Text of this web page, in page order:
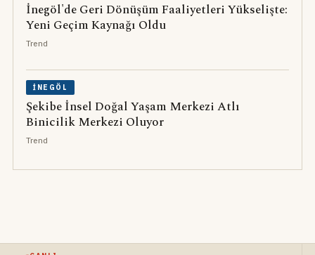
İnegöl'de Geri Dönüşüm Faaliyetleri Yükselişte:
Yeni Geçim Kaynağı Oldu
Trend
İNEGÖL
Şekibe İnsel Doğal Yaşam Merkezi Atlı
Binicilik Merkezi Oluyor
Trend